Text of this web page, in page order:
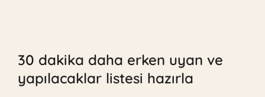
30 dakika daha erken uyan ve
yapılacaklar listesi hazırla